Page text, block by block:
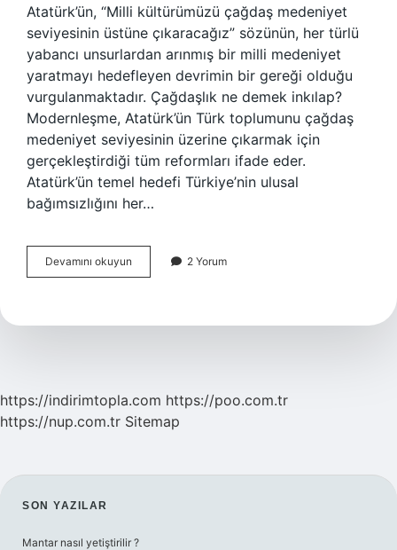
Atatürk’ün, “Milli kültürümüzü çağdaş medeniyet
seviyesinin üstüne çıkaracağız” sözünün, her türlü
yabancı unsurlardan arınmış bir milli medeniyet
yaratmayı hedefleyen devrimin bir gereği olduğu
vurgulanmaktadır. Çağdaşlık ne demek inkılap?
Modernleşme, Atatürk’ün Türk toplumunu çağdaş
medeniyet seviyesinin üzerine çıkarmak için
gerçekleştirdiği tüm reformları ifade eder.
Atatürk’ün temel hedefi Türkiye’nin ulusal
bağımsızlığını her…
Devamını okuyun
Uygarlık
Demek
2 Yorum
https://indirimtopla.com https://poo.com.tr
https://nup.com.tr Sitemap
SIDEBAR
SON YAZILAR
Mantar nasıl yetiştirilir ?